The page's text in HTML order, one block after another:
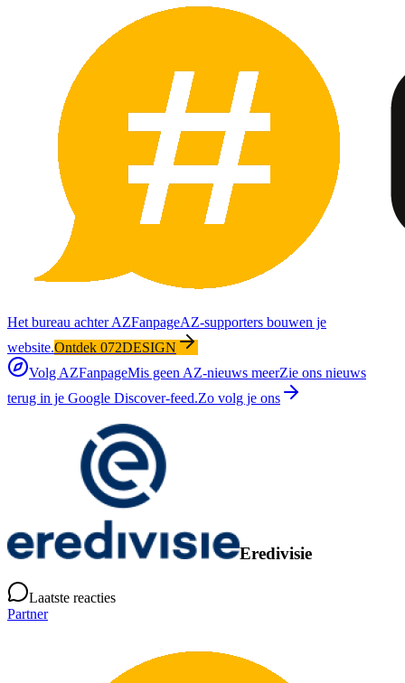
Het bureau achter AZFanpageAZ-supporters bouwen je
website.Ontdek 072DESIGN
Volg AZFanpageMis geen AZ-nieuws meerZie ons nieuws
terug in je Google Discover-feed.Zo volg je ons
Eredivisie
Laatste reacties
Partner